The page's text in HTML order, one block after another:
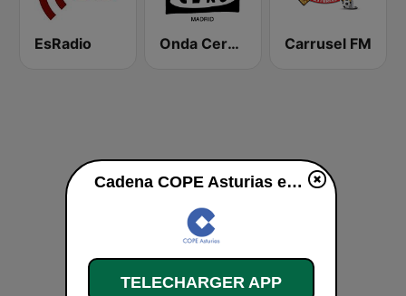
EsRadio Onda Cero Madrid Carrusel FM
Cadena COPE Asturias en ligne
TELECHARGER APP